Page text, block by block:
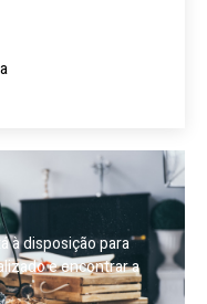
à disposição para
e encontrar a